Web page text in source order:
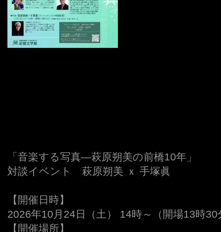
「音楽する写真—萩原朔美の前橋10年」
対談イベント 萩原朔美 ｘ 手塚眞
【開催日時】
2026年10月24日（土） 14時～（開場13時30
【開催場所】